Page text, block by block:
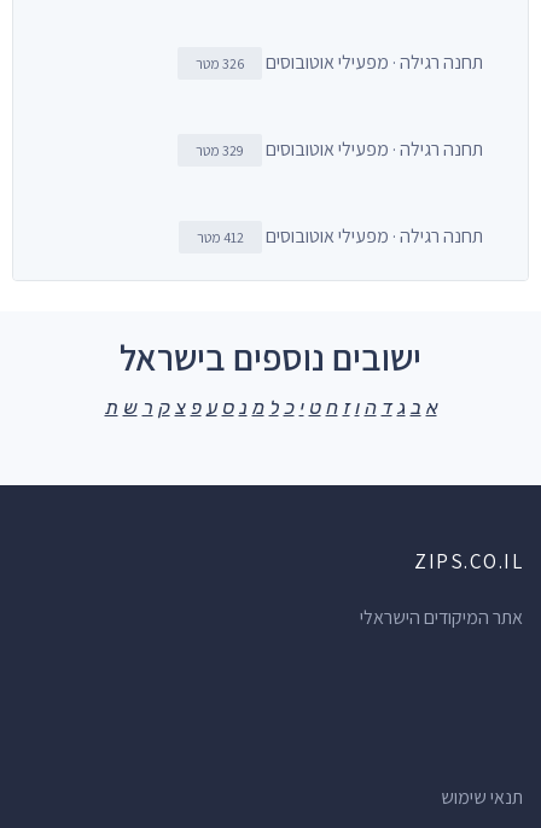
תחנה רגילה · מפעילי אוטובוסים 326 מטר
תחנה רגילה · מפעילי אוטובוסים 329 מטר
תחנה רגילה · מפעילי אוטובוסים 412 מטר
ישובים נוספים בישראל
א ב ג ד ה ו ז ח ט י כ ל מ נ ס ע פ צ ק ר ש ת
ZIPS.CO.IL
אתר המיקודים הישראלי
תנאי שימוש